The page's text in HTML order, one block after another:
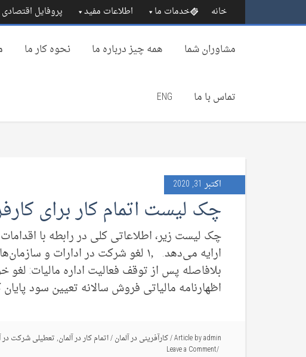
خانه خدمات ما اطلاعات مفید پروفایل اقتصادی
مشاوران شما همه چیز درباره‌ ما نحوه کار ما
تماس با ما ENG
اکتبر 31, 2020
چک لیست اتمام کار برای
چک لیست زیر، اطلاعاتی کلی در رابطه با
ارایه می‌دهد. ۱٫ لغو شرکت در ادارات و
بلافاصله پس از توقف فعالیت اداره مالیات:
اظهارنامه مالیاتی فروش سالانه تعیین سود پایان
Article byadmin
/کارآفرینی در آلمان/اتمام کار در آلمان,تعطیلی شرکت در
Leave a Comment